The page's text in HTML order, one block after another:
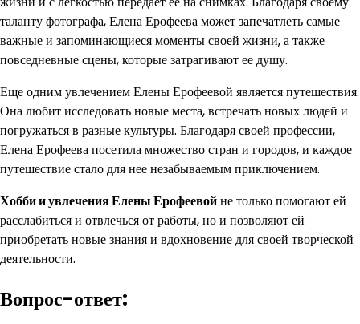
таланту фотографа, Елена Ерофеева может запечатлеть самые
важные и запоминающиеся моменты своей жизни, а также
повседневные сцены, которые затрагивают ее душу.
Еще одним увлечением Елены Ерофеевой является путешествия.
Она любит исследовать новые места, встречать новых людей и
погружаться в разные культуры. Благодаря своей профессии,
Елена Ерофеева посетила множество стран и городов, и каждое
путешествие стало для нее незабываемым приключением.
Хобби и увлечения Елены Ерофеевойне только помогают ей
расслабиться и отвлечься от работы, но и позволяют ей
приобретать новые знания и вдохновение для своей творческой
деятельности.
Вопрос-ответ: